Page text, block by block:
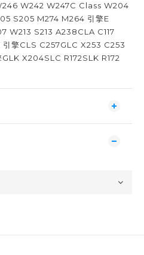
W242 W247C Class W204
S205 M274 M264 引擎E
W213 S213 A238CLA C117
引擎CLS C257GLC X253 C253
X204SLC R172SLK R172